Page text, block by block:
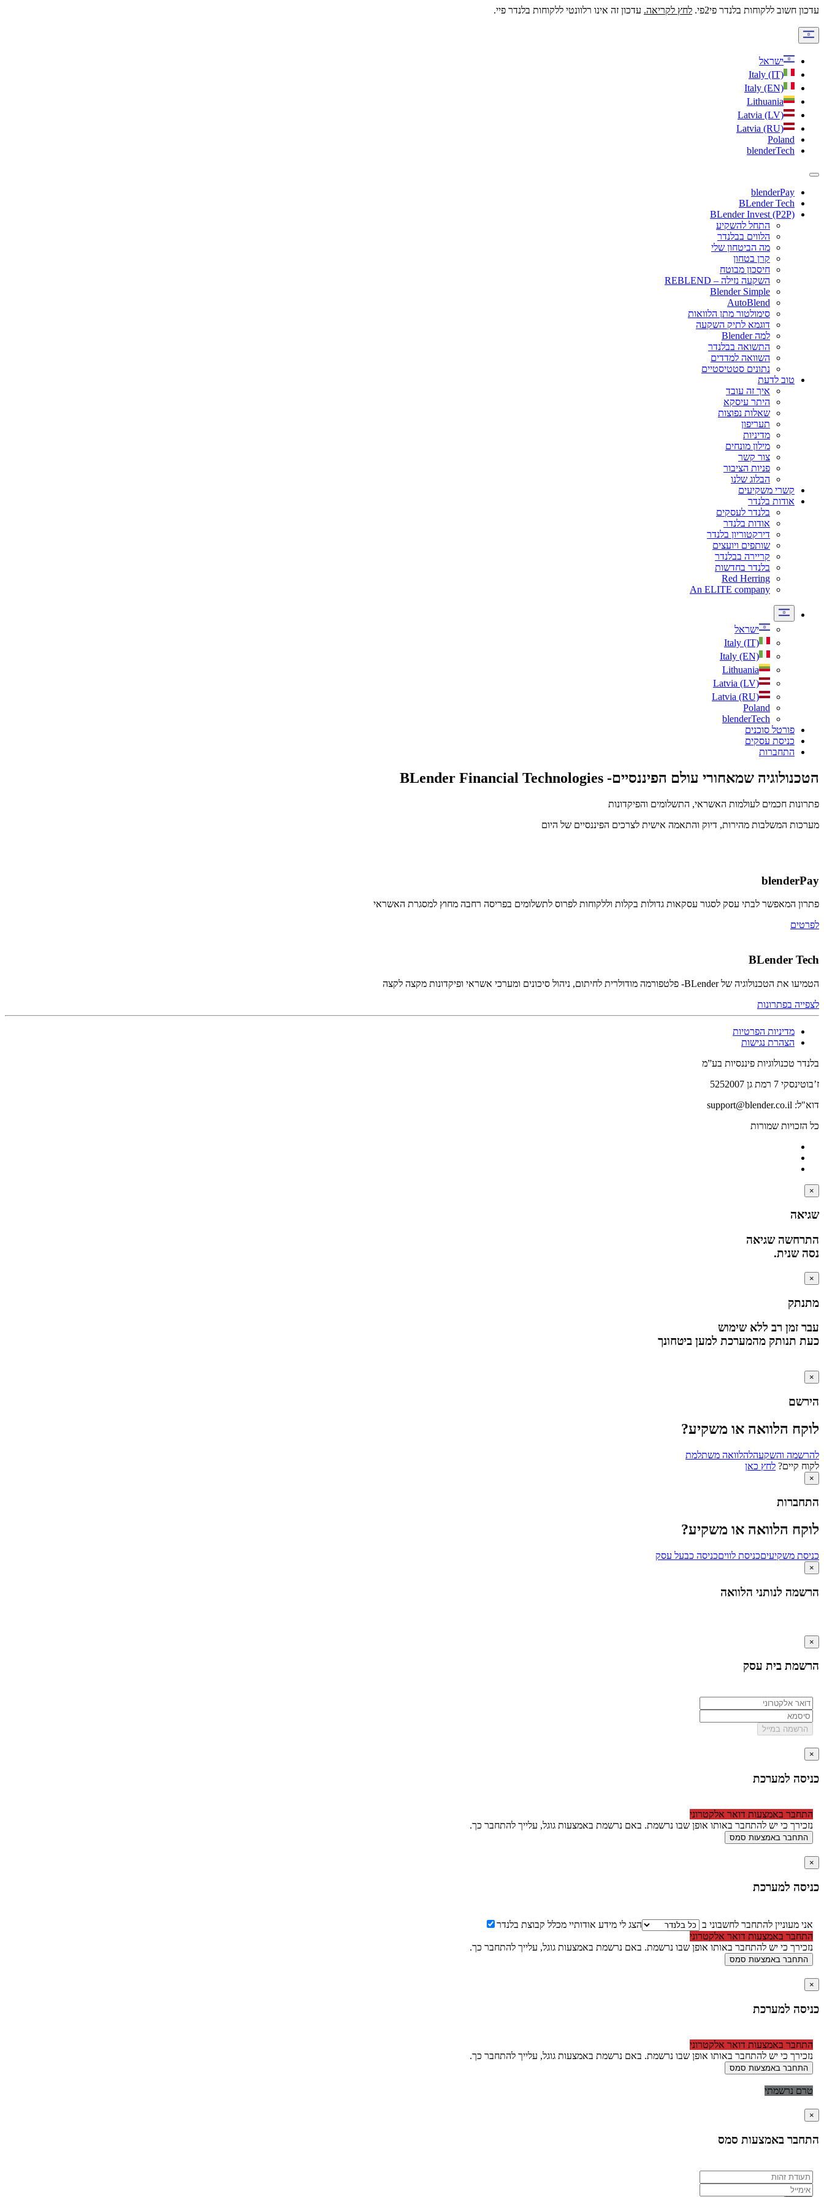
בלנדר
-
הלוואות
והשקעות
בין
אנשים
עדכון חשוב ללקוחות בלנדר פי2פי. לחץ לקריאה. עדכון זה אינו רלוונטי ללקוחות בלנדר פיי.
ישראל
Italy (IT)
Italy (EN)
Lithuania
Latvia (LV)
Latvia (RU)
Poland
blenderTech
blenderPay
BLender Tech
BLender Invest (P2P)
התחל להשקיע
הלווים בבלנדר
מה הביטחון שלי
קרן בטחון
חיסכון מבוטח
השקעה נזילה – REBLEND
Blender Simple
AutoBlend
סימולטור מתן הלוואות
דוגמא לתיק השקעה
למה Blender
התשואה בבלנדר
השוואה למדדים
נתונים סטטיסטיים
טוב לדעת
איך זה עובד
היתר עיסקא
שאלות נפוצות
תעריפון
מדיניות
מילון מונחים
צור קשר
פניות הציבור
הבלוג שלנו
קשרי משקיעים
אודות בלנדר
בלנדר לעסקים
אודות בלנדר
דירקטוריון בלנדר
שותפים ויועצים
קריירה בבלנדר
בלנדר בחדשות
Red Herring
An ELITE company
ישראל
Italy (IT)
Italy (EN)
Lithuania
Latvia (LV)
Latvia (RU)
Poland
blenderTech
פורטל סוכנים
כניסת עסקים
התחברות
הטכנולוגיה שמאחורי עולם הפיננסיים- BLender Financial Technologies
פתרונות חכמים לעולמות האשראי, התשלומים והפיקדונות
מערכות המשלבות מהירות, דיוק והתאמה אישית לצרכים הפיננסיים של היום
blenderPay
פתרון המאפשר לבתי עסק לסגור עסקאות גדולות בקלות וללקוחות לפרוס לתשלומים בפריסה רחבה מחוץ למסגרת האשראי
לפרטים
BLender Tech
הטמיעו את הטכנולוגיה של BLender- פלטפורמה מודולרית לחיתום, ניהול סיכונים ומערכי אשראי ופיקדונות מקצה לקצה
לצפייה בפתרונות
מדיניות הפרטיות
הצהרת נגישות
בלנדר טכנולוגיות פיננסיות בע”מ
ז’בוטינסקי 7 רמת גן 5252007
דוא"ל: support@blender.co.il
כל הזכויות שמורות
×
שגיאה
התרחשה שגיאה
נסה שנית.
×
מתנתק
עבר זמן רב ללא שימוש
כעת תנותק מהמערכת למען ביטחונך
×
הירשם
לוקח הלוואה או משקיע?
להרשמה והשקעהלהלוואה משתלמת
לקוח קיים? לחץ כאן
×
התחברות
לוקח הלוואה או משקיע?
כניסת משקיעיםכניסת לוויםכניסה כבעל עסק
×
הרשמה לנותני הלוואה
×
הרשמת בית עסק
הרשמה במייל
×
כניסה למערכת
התחבר באמצעות דואר אלקטרוני
נזכירך כי יש להתחבר באותו אופן שבו נרשמת. באם נרשמת באמצעות גוגל, עלייך להתחבר כך.
התחבר באמצעות סמס
×
כניסה למערכת
אני מעוניין להתחבר לחשבוני ב
הצג לי מידע אודותיי מכלל קבוצת בלנדר
התחבר באמצעות דואר אלקטרוני
נזכירך כי יש להתחבר באותו אופן שבו נרשמת. באם נרשמת באמצעות גוגל, עלייך להתחבר כך.
התחבר באמצעות סמס
×
כניסה למערכת
התחבר באמצעות דואר אלקטרוני
נזכירך כי יש להתחבר באותו אופן שבו נרשמת. באם נרשמת באמצעות גוגל, עלייך להתחבר כך.
התחבר באמצעות סמס
טרם נרשמתי
×
התחבר באמצעות סמס